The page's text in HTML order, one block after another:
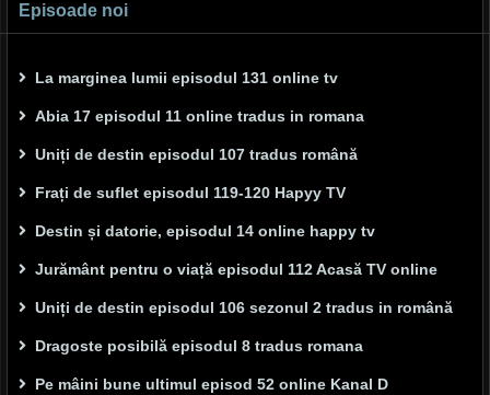
Episoade noi
La marginea lumii episodul 131 online tv
Abia 17 episodul 11 online tradus in romana
Uniți de destin episodul 107 tradus română
Frați de suflet episodul 119-120 Hapyy TV
Destin și datorie, episodul 14 online happy tv
Jurământ pentru o viață episodul 112 Acasă TV online
Uniți de destin episodul 106 sezonul 2 tradus in română
Dragoste posibilă episodul 8 tradus romana
Pe mâini bune ultimul episod 52 online Kanal D